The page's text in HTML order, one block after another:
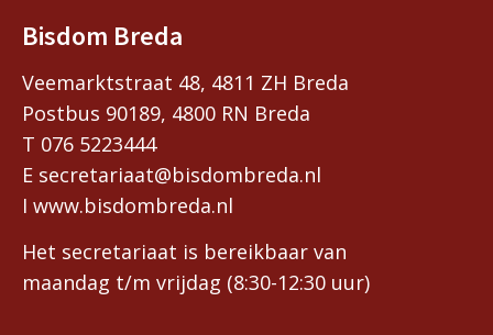
Bisdom Breda
Veemarktstraat 48, 4811 ZH Breda
Postbus 90189, 4800 RN Breda
T 076 5223444
E secretariaat@bisdombreda.nl
I www.bisdombreda.nl
Het secretariaat is bereikbaar van
maandag t/m vrijdag (8:30-12:30 uur)